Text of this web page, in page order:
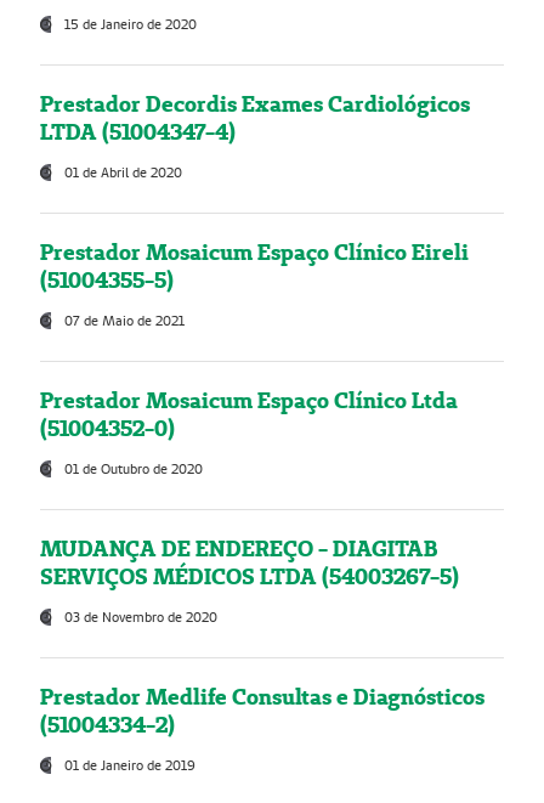
15 de Janeiro de 2020
Prestador Decordis Exames Cardiológicos
LTDA (51004347-4)
01 de Abril de 2020
Prestador Mosaicum Espaço Clínico Eireli
(51004355-5)
07 de Maio de 2021
Prestador Mosaicum Espaço Clínico Ltda
(51004352-0)
01 de Outubro de 2020
MUDANÇA DE ENDEREÇO - DIAGITAB
SERVIÇOS MÉDICOS LTDA (54003267-5)
03 de Novembro de 2020
Prestador Medlife Consultas e Diagnósticos
(51004334-2)
01 de Janeiro de 2019